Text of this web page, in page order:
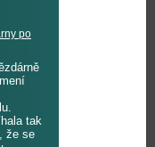
po
tak
že se